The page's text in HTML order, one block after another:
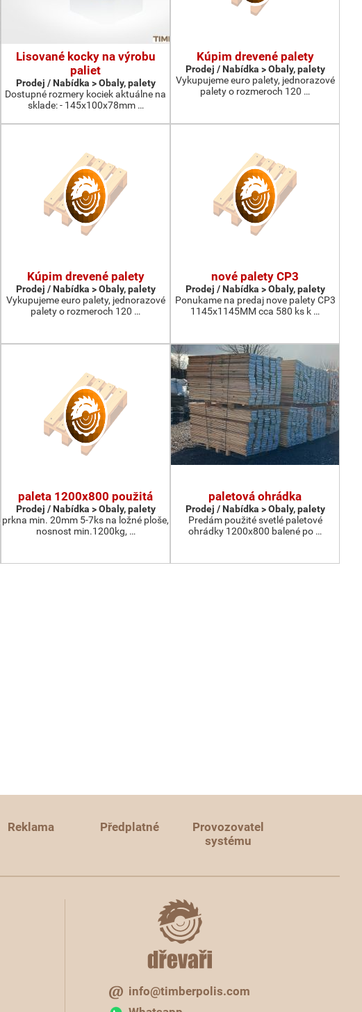
Lisované kocky na výrobu
paliet
Prodej / Nabídka > Obaly, palety
Dostupné rozmery kociek aktuálne na
sklade: - 145x100x78mm …
Kúpim drevené palety
Prodej / Nabídka > Obaly, palety
Vykupujeme euro palety, jednorazové
palety o rozmeroch 120 …
Kúpim drevené palety
Prodej / Nabídka > Obaly, palety
Vykupujeme euro palety, jednorazové
palety o rozmeroch 120 …
nové palety CP3
Prodej / Nabídka > Obaly, palety
Ponukame na predaj nove palety CP3
1145x1145MM cca 580 ks k …
paleta 1200x800 použitá
Prodej / Nabídka > Obaly, palety
prkna min. 20mm 5-7ks na ložné ploše,
nosnost min.1200kg, …
paletová ohrádka
Prodej / Nabídka > Obaly, palety
Predám použité svetlé paletové
ohrádky 1200x800 balené po …
Reklama Předplatné
Provozovatel
systému
info@timberpolis.com